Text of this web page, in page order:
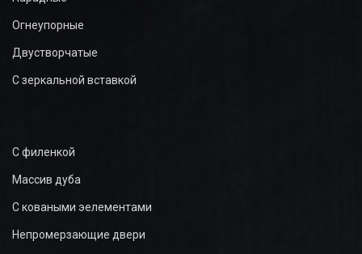
Огнеупорные
Двустворчатые
С зеркальной вставкой
С филенкой
Массив дуба
С коваными эелементами
Непромерзающие двери